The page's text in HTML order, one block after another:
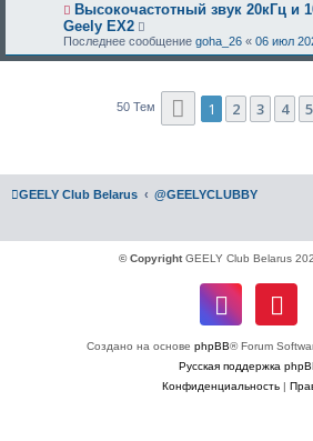
Высокочастотный звук 20кГц и
Geely EX2
Последнее сообщение goha_26 « 06 июл
50 Тем Страница1из
1 2 3 4 5
GEELY Club Belarus @GEELYCLUBBY
© CopyrightGEELY Club Belarus
Создано на основе phpBB® Forum
Русская поддержка
Конфиденциальность|